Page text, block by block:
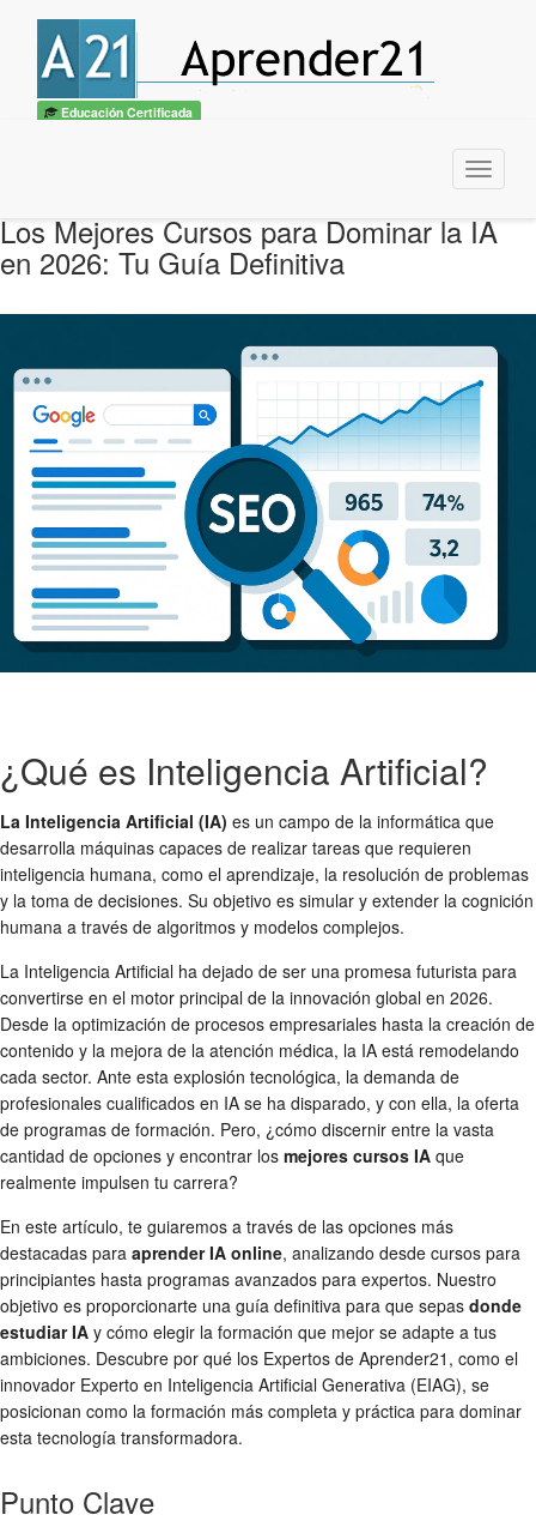
Educación Certificada
Menu
Los Mejores Cursos para Dominar la IA
en 2026: Tu Guía Definitiva
¿Qué es Inteligencia Artificial?
La Inteligencia Artificial (IA) es un campo de la informática que
desarrolla máquinas capaces de realizar tareas que requieren
inteligencia humana, como el aprendizaje, la resolución de problemas
y la toma de decisiones. Su objetivo es simular y extender la cognición
humana a través de algoritmos y modelos complejos.
La Inteligencia Artificial ha dejado de ser una promesa futurista para
convertirse en el motor principal de la innovación global en 2026.
Desde la optimización de procesos empresariales hasta la creación de
contenido y la mejora de la atención médica, la IA está remodelando
cada sector. Ante esta explosión tecnológica, la demanda de
profesionales cualificados en IA se ha disparado, y con ella, la oferta
de programas de formación. Pero, ¿cómo discernir entre la vasta
cantidad de opciones y encontrar los mejores cursos IA que
realmente impulsen tu carrera?
En este artículo, te guiaremos a través de las opciones más
destacadas para aprender IA online, analizando desde cursos para
principiantes hasta programas avanzados para expertos. Nuestro
objetivo es proporcionarte una guía definitiva para que sepas donde
estudiar IA y cómo elegir la formación que mejor se adapte a tus
ambiciones. Descubre por qué los Expertos de Aprender21, como el
innovador Experto en Inteligencia Artificial Generativa (EIAG), se
posicionan como la formación más completa y práctica para dominar
esta tecnología transformadora.
Punto Clave